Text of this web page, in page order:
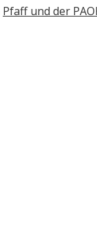
Pfaff und der